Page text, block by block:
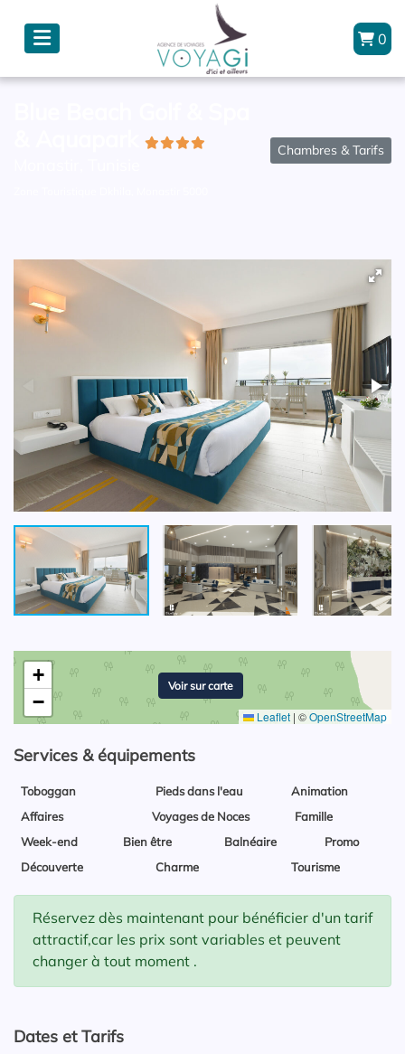
0
Chambres & Tarifs
+
−
Leaflet | ©OpenStreetMap
Voir sur carte
Services & équipements
Toboggan Pieds dans l'eau
Animation
Affaires
Voyages de Noces
Famille
Week-end
Bien être Balnéaire
Promo
Découverte
Charme Tourisme
Réservez dès maintenant pour bénéficier d'un tarif
attractif,car les prix sont variables et peuvent
changer à tout moment .
Dates et Tarifs